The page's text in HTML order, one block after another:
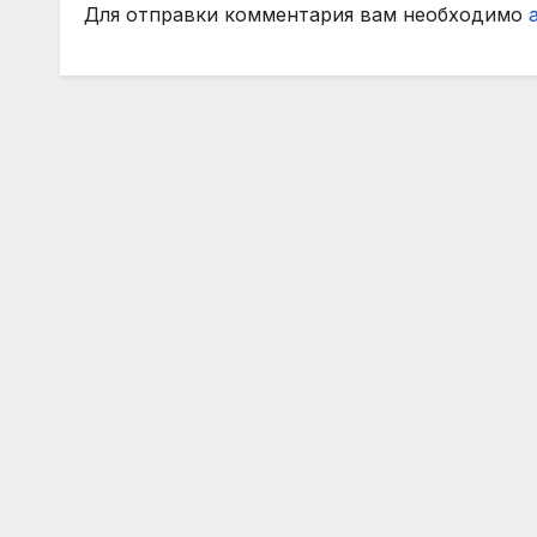
Для отправки комментария вам необходимо